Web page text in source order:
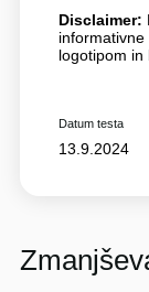
Disclaimer:
logotipom in
Datum testa
13.9.2024